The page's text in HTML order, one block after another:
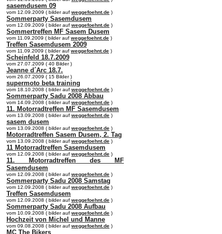
sasemdusem 09
vom 12.09.2009 ( bilder auf weggefoehnt.de )
Sommerparty Sasemdusem
vom 12.09.2009 ( bilder auf weggefoehnt.de )
Sommertreffen MF Sasem Dusem
vom 11.09.2009 ( bilder auf weggefoehnt.de )
Treffen Sasemdusem 2009
vom 11.09.2009 ( bilder auf weggefoehnt.de )
Scheinfeld 18.7.2009
vom 27.07.2009 ( 40 Bilder )
Jeanne d´Arc 18.7.
vom 26.07.2009 ( 15 Bilder )
supermoto beta training
vom 18.10.2008 ( bilder auf weggefoehnt.de )
Sommerparty Sadu 2008 Abbau
vom 14.09.2008 ( bilder auf weggefoehnt.de )
11. Motorradtreffen MF Sasemdusem
vom 13.09.2008 ( bilder auf weggefoehnt.de )
sasem dusem
vom 13.09.2008 ( bilder auf weggefoehnt.de )
Motorradtreffen Sasem Dusem, 2. Tag
vom 13.09.2008 ( bilder auf weggefoehnt.de )
11 Motorradtreffen Sasemdusem
vom 12.09.2008 ( bilder auf weggefoehnt.de )
11. Motorradtreffen des MF
Sasemdusem
vom 12.09.2008 ( bilder auf weggefoehnt.de )
Sommerparty Sadu 2008 Samstag
vom 12.09.2008 ( bilder auf weggefoehnt.de )
Treffen Sasemdusem
vom 12.09.2008 ( bilder auf weggefoehnt.de )
Sommerparty Sadu 2008 Aufbau
vom 10.09.2008 ( bilder auf weggefoehnt.de )
Hochzeit von Michel und Manne
vom 09.08.2008 ( bilder auf weggefoehnt.de )
MC The Bikers